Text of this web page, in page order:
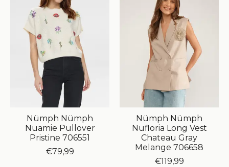
Nümph Nümph
Nuamie Pullover
Pristine 706551
€79,99
Nümph Nümph
Nufloria Long Vest
Chateau Gray
Melange 706658
€119,99